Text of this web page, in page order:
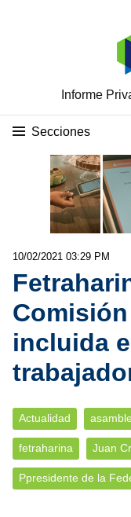
Informe
Secciones
10/02/2021 03:29 PM
incluida
Actualidad
fetraharina Juan
Ppresidente de la